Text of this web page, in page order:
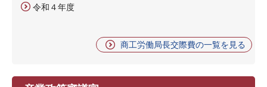
令和４年度
商工労働局長交際費の一覧を見る